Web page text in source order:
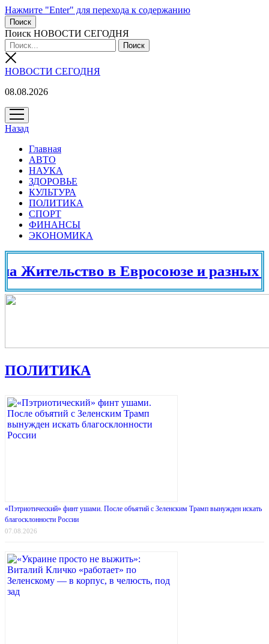
Нажмите "Enter" для перехода к содержанию
Поиск
Поиск НОВОСТИ СЕГОДНЯ
НОВОСТИ СЕГОДНЯ
08.08.2026
открыть
меню
Назад
Главная
АВТО
НАУКА
ЗДОРОВЬЕ
КУЛЬТУРА
ПОЛИТИКА
СПОРТ
ФИНАНСЫ
ЭКОНОМИКА
в Евросоюзе и разных
ПОЛИТИКА
«Пэтриотический» финт ушами. После объятий с Зеленским Трамп вынужден искать
благосклонности России
07.08.2026